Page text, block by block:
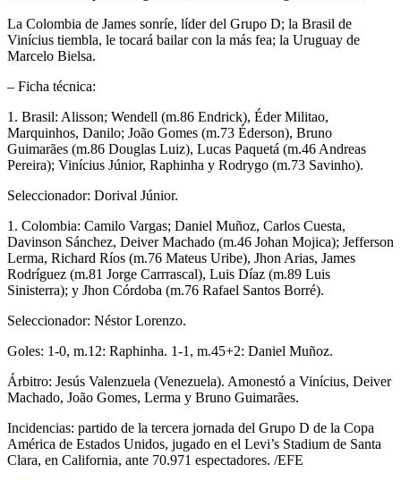
La Colombia de James sonríe, líder del Grupo D; la Brasil de
Vinícius tiembla, le tocará bailar con la más fea; la Uruguay de
Marcelo Bielsa.
– Ficha técnica:
1. Brasil: Alisson; Wendell (m.86 Endrick), Éder Militao,
Marquinhos, Danilo; João Gomes (m.73 Éderson), Bruno
Guimarães (m.86 Douglas Luiz), Lucas Paquetá (m.46 Andreas
Pereira); Vinícius Júnior, Raphinha y Rodrygo (m.73 Savinho).
Seleccionador: Dorival Júnior.
1. Colombia: Camilo Vargas; Daniel Muñoz, Carlos Cuesta,
Davinson Sánchez, Deiver Machado (m.46 Johan Mojica); Jefferson
Lerma, Richard Ríos (m.76 Mateus Uribe), Jhon Arias, James
Rodríguez (m.81 Jorge Carrrascal), Luis Díaz (m.89 Luis
Sinisterra); y Jhon Córdoba (m.76 Rafael Santos Borré).
Seleccionador: Néstor Lorenzo.
Goles: 1-0, m.12: Raphinha. 1-1, m.45+2: Daniel Muñoz.
Árbitro: Jesús Valenzuela (Venezuela). Amonestó a Vinícius, Deiver
Machado, João Gomes, Lerma y Bruno Guimarães.
Incidencias: partido de la tercera jornada del Grupo D de la Copa
América de Estados Unidos, jugado en el Levi’s Stadium de Santa
Clara, en California, ante 70.971 espectadores. /EFE